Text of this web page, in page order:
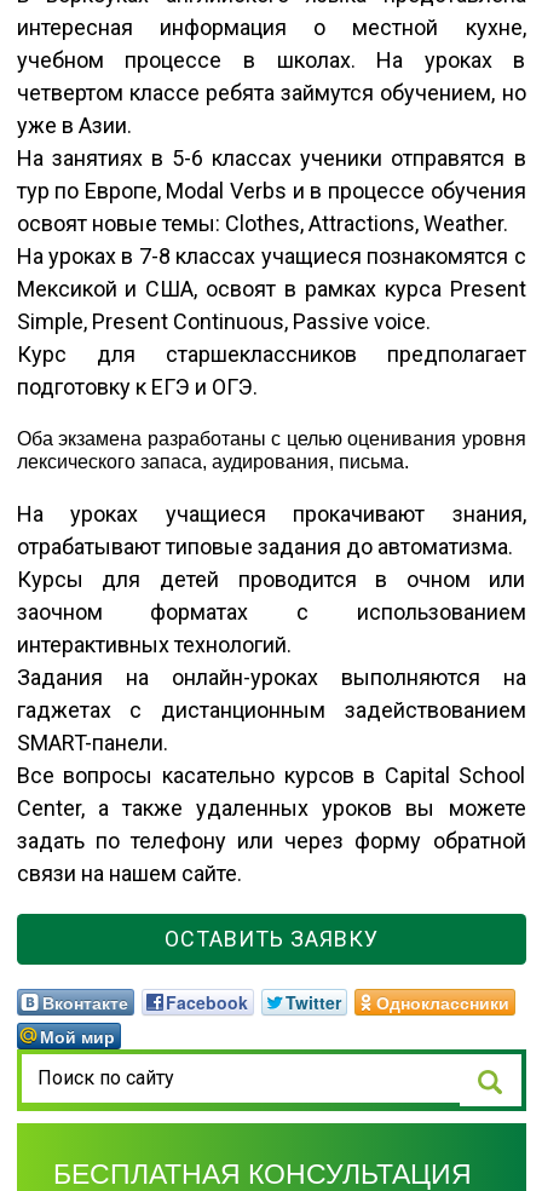
интересная информация о местной кухне,
учебном процессе в школах. На уроках в
четвертом классе ребята займутся обучением, но
уже в Азии.
На занятиях в 5-6 классах ученики отправятся в
тур по Европе, Modal Verbs и в процессе обучения
освоят новые темы: Clothes, Attractions, Weather.
На уроках в 7-8 классах учащиеся познакомятся с
Мексикой и США, освоят в рамках курса Present
Simple, Present Continuous, Passive voice.
Курс для старшеклассников предполагает
подготовку к ЕГЭ и ОГЭ.
Оба экзамена разработаны с целью оценивания уровня
лексического запаса, аудирования, письма.
На уроках учащиеся прокачивают знания,
отрабатывают типовые задания до автоматизма.
Курсы для детей проводится в очном или
заочном форматах с использованием
интерактивных технологий.
Задания на онлайн-уроках выполняются на
гаджетах с дистанционным задействованием
SMART-панели.
Все вопросы касательно курсов в Capital School
Center, а также удаленных уроков вы можете
задать по телефону или через форму обратной
связи на нашем сайте.
ОСТАВИТЬ ЗАЯВКУ
Вконтакте Facebook Twitter
Одноклассники
Мой мир
БЕСПЛАТНАЯ КОНСУЛЬТАЦИЯ